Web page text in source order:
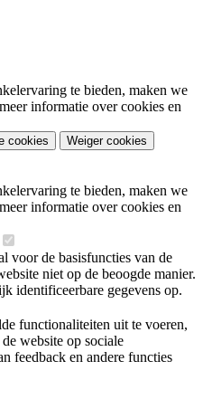
te bieden, maken we
informatie over cookies en
cookies Weiger cookies
te bieden, maken we
informatie over cookies en
voor de basisfuncties van de
niet op de beoogde manier.
identificeerbare gegevens op.
functionaliteiten uit te voeren,
website op sociale
feedback en andere functies